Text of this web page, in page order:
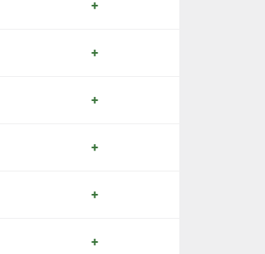
+
+
+
+
+
+